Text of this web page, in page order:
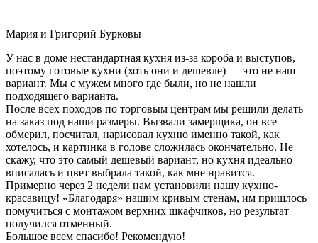
Мария и Григорий Бурковы
У нас в доме нестандартная кухня из-за короба и выступов,
поэтому готовые кухни (хоть они и дешевле) — это не наш
вариант. Мы с мужем много где были, но не нашли
подходящего варианта.
После всех походов по торговым центрам мы решили делать
на заказ под наши размеры. Вызвали замерщика, он все
обмерил, посчитал, нарисовал кухню именно такой, как
хотелось, и картинка в голове сложилась окончательно. Не
скажу, что это самый дешевый вариант, но кухня идеально
вписалась и цвет выбрала такой, как мне нравится.
Примерно через 2 недели нам установили нашу кухню-
красавицу! «Благодаря» нашим кривым стенам, им пришлось
помучиться с монтажом верхних шкафчиков, но результат
получился отменный.
Большое всем спасибо! Рекомендую!